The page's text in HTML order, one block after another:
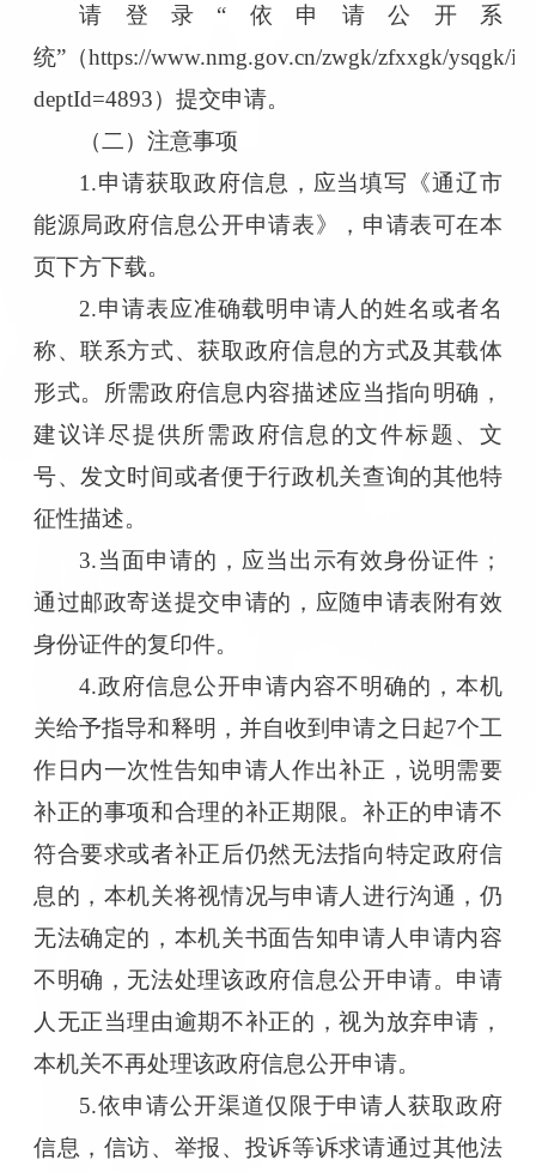
请登录“依申请公开系
统”（https://www.nmg.gov.cn/zwgk/zfxxgk/ysqgk/
deptId=4893）提交申请。
（二）注意事项
1.申请获取政府信息，应当填写《通辽市
能源局政府信息公开申请表》，申请表可在本
页下方下载。
2.申请表应准确载明申请人的姓名或者名
称、联系方式、获取政府信息的方式及其载体
形式。所需政府信息内容描述应当指向明确，
建议详尽提供所需政府信息的文件标题、文
号、发文时间或者便于行政机关查询的其他特
征性描述。
3.当面申请的，应当出示有效身份证件；
通过邮政寄送提交申请的，应随申请表附有效
身份证件的复印件。
4.政府信息公开申请内容不明确的，本机
关给予指导和释明，并自收到申请之日起7个工
作日内一次性告知申请人作出补正，说明需要
补正的事项和合理的补正期限。补正的申请不
符合要求或者补正后仍然无法指向特定政府信
息的，本机关将视情况与申请人进行沟通，仍
无法确定的，本机关书面告知申请人申请内容
不明确，无法处理该政府信息公开申请。申请
人无正当理由逾期不补正的，视为放弃申请，
本机关不再处理该政府信息公开申请。
5.依申请公开渠道仅限于申请人获取政府
信息，信访、举报、投诉等诉求请通过其他法